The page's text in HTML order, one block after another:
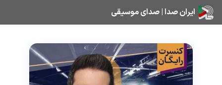
ایران صدا | صدای موسیقی